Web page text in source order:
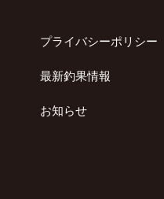
プライバシーポリシー
最新釣果情報
お知らせ